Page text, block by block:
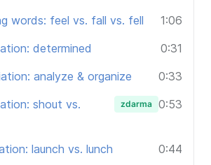
words: feel vs. fall vs. fell
1:06
determined
0:31
analyze & organize
0:33
shout vs.
zdarma 0:53
launch vs. lunch
0:44